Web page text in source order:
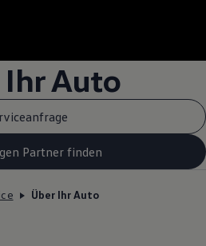
Ihr Auto
Partner finden
Über Ihr Auto